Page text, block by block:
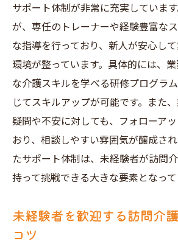
キャリアを築く
未経験者が訪問介護でキャ
させる方法
訪問介護求人でのキャリア
神戸市北区での訪問介護求
アップ
未経験からプロフェッショ
護のキャリア形成
護求人探し
サポート体制が非常に充実していま
が、専任のトレーナーや経験豊富な
な指導を行っており、新人が安心し
環境が整っています。具体的には、
な介護スキルを学べる研修プログラ
じてスキルアップが可能です。また
疑問や不安に対しても、フォローア
おり、相談しやすい雰囲気が醸成さ
たサポート体制は、未経験者が訪問
持って挑戦できる大きな要素となって
未経験者を歓迎する訪問介
コツ